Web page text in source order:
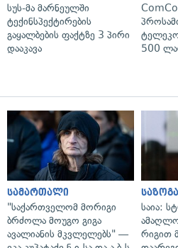
სუს-მა მარნეულში
ტექინსპექტირების
გაყალბების ფაქტზე 3 პირი
დააკავა
500
სამართალი
"საქართველომ მორიგი
ბრძოლა მოუგო გიგა
ავალიანის მკვლელებს" —
საია:
რიგით